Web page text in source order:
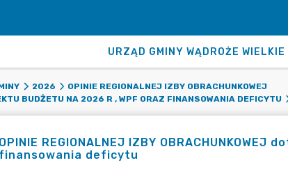
URZĄD GMINY WĄDROŻE WIELKIE
2026
OPINIE REGIONALNEJ IZBY OBRACHUNKOWEJ
BUDŻETU NA 2026 R , WPF ORAZ FINANSOWANIA DEFICYTU
OPINIE REGIONALNEJ IZBY
finansowania deficytu